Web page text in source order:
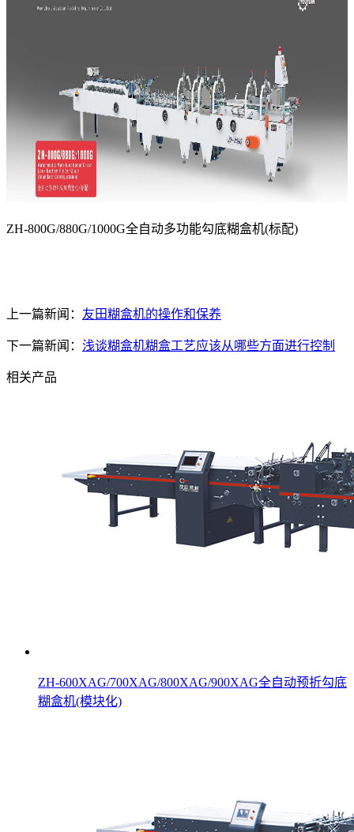
ZH-800G/880G/1000G全自动多功能勾底糊盒机(标配)
上一篇新闻： 友田糊盒机的操作和保养
下一篇新闻： 浅谈糊盒机糊盒工艺应该从哪些方面进行控制
相关产品
ZH-600XAG/700XAG/800XAG/900XAG全自动预折勾底
糊盒机(模块化)